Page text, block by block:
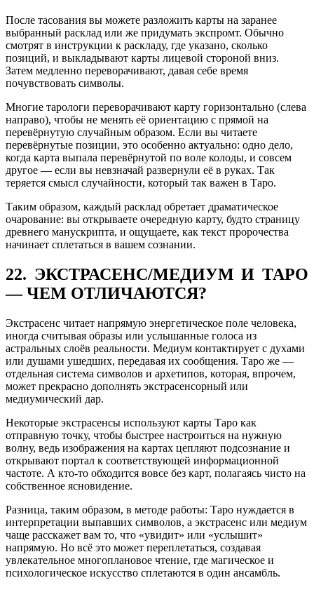
После тасования вы можете разложить карты на заранее
выбранный расклад или же придумать экспромт. Обычно
смотрят в инструкции к раскладу, где указано, сколько
позиций, и выкладывают карты лицевой стороной вниз.
Затем медленно переворачивают, давая себе время
почувствовать символы.
Многие тарологи переворачивают карту горизонтально (слева
направо), чтобы не менять её ориентацию с прямой на
перевёрнутую случайным образом. Если вы читаете
перевёрнутые позиции, это особенно актуально: одно дело,
когда карта выпала перевёрнутой по воле колоды, и совсем
другое — если вы невзначай развернули её в руках. Так
теряется смысл случайности, который так важен в Таро.
Таким образом, каждый расклад обретает драматическое
очарование: вы открываете очередную карту, будто страницу
древнего манускрипта, и ощущаете, как текст пророчества
начинает сплетаться в вашем сознании.
22. ЭКСТРАСЕНС/МЕДИУМ И ТАРО
— ЧЕМ ОТЛИЧАЮТСЯ?
Экстрасенс читает напрямую энергетическое поле человека,
иногда считывая образы или услышанные голоса из
астральных слоёв реальности. Медиум контактирует с духами
или душами ушедших, передавая их сообщения. Таро же —
отдельная система символов и архетипов, которая, впрочем,
может прекрасно дополнять экстрасенсорный или
медиумический дар.
Некоторые экстрасенсы используют карты Таро как
отправную точку, чтобы быстрее настроиться на нужную
волну, ведь изображения на картах цепляют подсознание и
открывают портал к соответствующей информационной
частоте. А кто-то обходится вовсе без карт, полагаясь чисто на
собственное ясновидение.
Разница, таким образом, в методе работы: Таро нуждается в
интерпретации выпавших символов, а экстрасенс или медиум
чаще расскажет вам то, что «увидит» или «услышит»
напрямую. Но всё это может переплетаться, создавая
увлекательное многоплановое чтение, где магическое и
психологическое искусство сплетаются в один ансамбль.